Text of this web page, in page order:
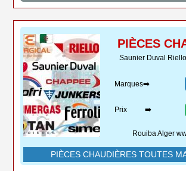
PIÈCES
Saunier Duval Riello
Marques➡️
Prix ➡️
Rouiba Alger
PIÈCES CHAUDIÈRES TOUTES